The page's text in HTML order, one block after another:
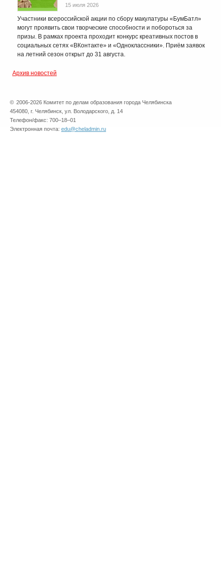
15 июля 2026
Участники всероссийской акции по сбору макулатуры «БумБатл»
могут проявить свои творческие способности и побороться за
призы. В рамках проекта проходит конкурс креативных постов в
социальных сетях «ВКонтакте» и «Одноклассники». Приём заявок
на летний сезон открыт до 31 августа.
Архив новостей
© 2006-2026 Комитет по делам образования города Челябинска
454080, г. Челябинск, ул. Володарского, д. 14
Телефон/факс: 700–18–01
Электронная почта: edu@cheladmin.ru